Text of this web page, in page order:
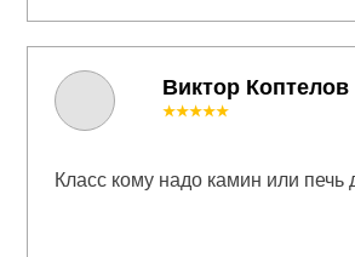
★★★★★
Класс кому надо камин или печь
Виктор Коптелов